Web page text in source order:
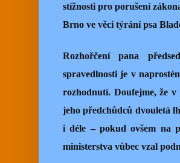
stížnosti pro porušení
Brno ve věci týrání psa
Rozhořčení pana
spravedlnosti je v
rozhodnutí. Doufejme, že
jeho předchůdců dvouletá
i déle – pokud ovšem na
ministerstva vůbec vzal